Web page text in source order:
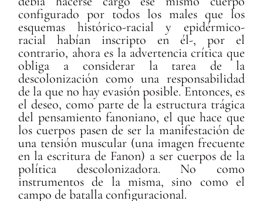
configurado por todos los males que los
esquemas histórico-racial y epidérmico-
racial habían inscripto en él-, por el
contrario, ahora es la advertencia crítica que
obliga a considerar la tarea de la
descolonización como una responsabilidad
de la que no hay evasión posible. Entonces, es
el deseo, como parte de la estructura trágica
del pensamiento fanoniano, el que hace que
los cuerpos pasen de ser la manifestación de
una tensión muscular (una imagen frecuente
en la escritura de Fanon) a ser cuerpos de la
política descolonizadora. No como
instrumentos de la misma, sino como el
campo de batalla configuracional.